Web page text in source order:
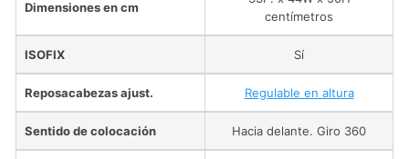
Dimensiones en cm
centímetros
ISOFIX Sí
Reposacabezas ajust. Regulable en altura
Sentido de colocación Hacia delante. Giro 360